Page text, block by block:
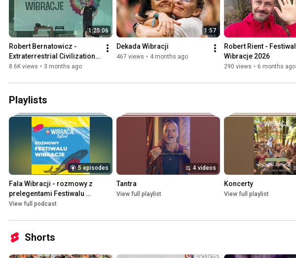
1:25:06
Robert Bernatowicz -
Extraterrestrial Civilizations,
UFO Vibrations Festival
8.6K views • 3 months ago
1:57
Dekada Wibracji
467 views • 4 months ago
Robert Rient - Festiwal
Wibracje 2026
290 views • 6 months ago
Playlists
5 episodes
Fala Wibracji - rozmowy z
prelegentami Festiwalu
Wibracje
View full podcast
4 videos
Tantra
View full playlist
Koncerty
View full playlist
Shorts